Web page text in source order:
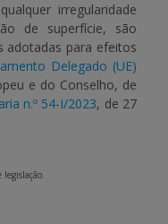
irregularidade
de superfície, são
adotadas para efeitos
Delegado (UE)
e do Conselho, de
n.º 54-I/2023, de 27